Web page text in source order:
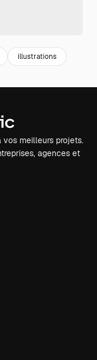
illustrations
meilleurs projets.
agences et